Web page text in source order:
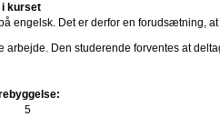
i kurset
engelsk. Det er derfor en forudsætning,
arbejde. Den studerende forventes at
5